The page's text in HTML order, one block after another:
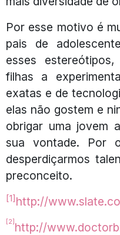
Por esse motivo é
pais de
esses
filhas a
exatas e de
elas não gostem e
obrigar uma jovem
sua vontade. Por
desperdiçarmos
preconceito.
[1] http://
[2] http://